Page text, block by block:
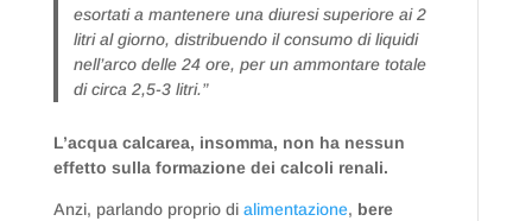
esortati a mantenere una diuresi superiore ai 2
litri al giorno, distribuendo il consumo di liquidi
nell’arco delle 24 ore, per un ammontare totale
di circa 2,5-3 litri.”
L’acqua calcarea, insomma, non ha nessun
effetto sulla formazione dei calcoli renali.
Anzi, parlando proprio di alimentazione, bere